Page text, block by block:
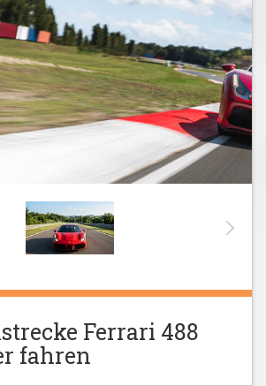
Ferrari 488
fahren